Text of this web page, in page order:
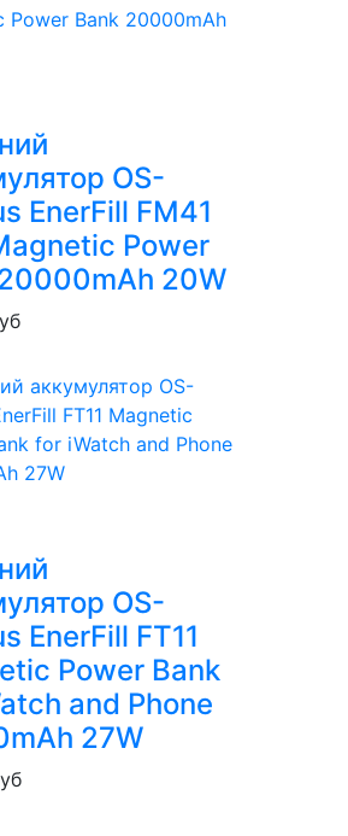
OS-
EnerFill FM41
Power
20W
OS-
EnerFill FT11
Power Bank
and Phone
27W